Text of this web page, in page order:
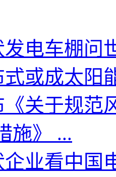
电车棚问
式或成太阳
《关于规范
施》 ...
业看中国